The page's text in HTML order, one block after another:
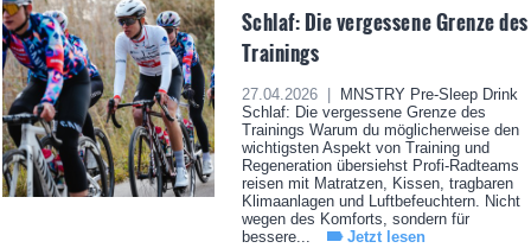
Schlaf: Die vergessene Grenze des
Trainings
27.04.2026 |
MNSTRY Pre-Sleep Drink
Schlaf: Die vergessene Grenze des
Trainings Warum du möglicherweise den
wichtigsten Aspekt von Training und
Regeneration übersiehst Profi-Radteams
reisen mit Matratzen, Kissen, tragbaren
Klimaanlagen und Luftbefeuchtern. Nicht
wegen des Komforts, sondern für
bessere...
Jetzt lesen